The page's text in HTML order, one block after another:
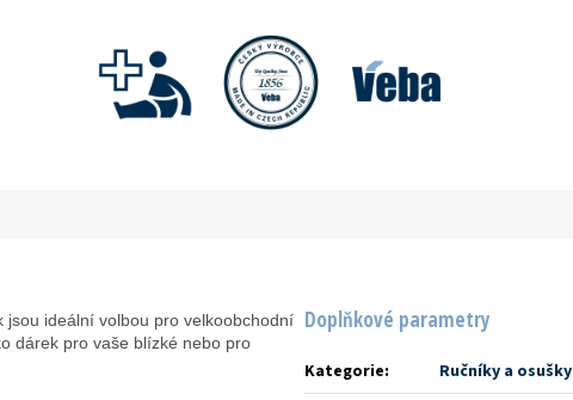
ideální volbou pro velkoobchodní
dárek pro vaše blízké nebo pro
Doplňkové parametry
Kategorie:
Ručníky a osušky